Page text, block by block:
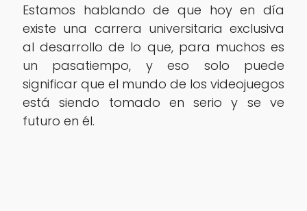
Estamos hablando de que hoy en día
existe una carrera universitaria exclusiva
al desarrollo de lo que, para muchos es
un pasatiempo, y eso solo puede
significar que el mundo de los videojuegos
está siendo tomado en serio y se ve
futuro en él.